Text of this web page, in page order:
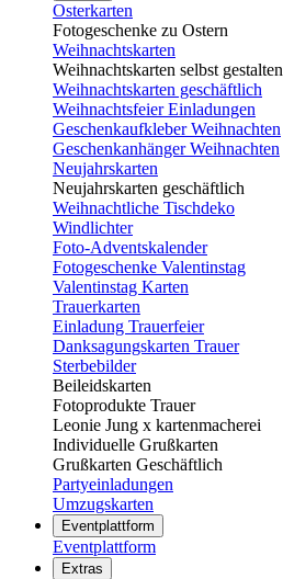
Osterkarten
Fotogeschenke zu Ostern
Weihnachtskarten
Weihnachtskarten selbst gestalten
Weihnachtskarten geschäftlich
Weihnachtsfeier Einladungen
Geschenkaufkleber Weihnachten
Geschenkanhänger Weihnachten
Neujahrskarten
Neujahrskarten geschäftlich
Weihnachtliche Tischdeko
Windlichter
Foto-Adventskalender
Fotogeschenke Valentinstag
Valentinstag Karten
Trauerkarten
Einladung Trauerfeier
Danksagungskarten Trauer
Sterbebilder
Beileidskarten
Fotoprodukte Trauer
Leonie Jung x kartenmacherei
Individuelle Grußkarten
Grußkarten Geschäftlich
Partyeinladungen
Umzugskarten
Eventplattform
Eventplattform
Extras